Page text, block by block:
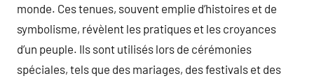
monde. Ces tenues, souvent emplie d’histoires et de
symbolisme, révèlent les pratiques et les croyances
d’un peuple. Ils sont utilisés lors de cérémonies
spéciales, tels que des mariages, des festivals et des